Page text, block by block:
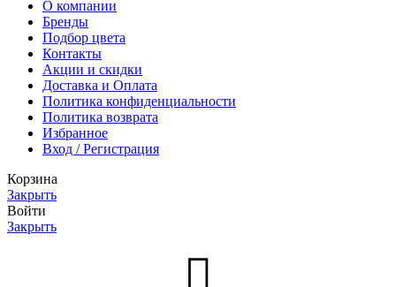
О компании
Бренды
Подбор цвета
Контакты
Акции и скидки
Доставка и Оплата
Политика конфиденциальности
Политика возврата
Избранное
Вход / Регистрация
Корзина
Закрыть
Войти
Закрыть